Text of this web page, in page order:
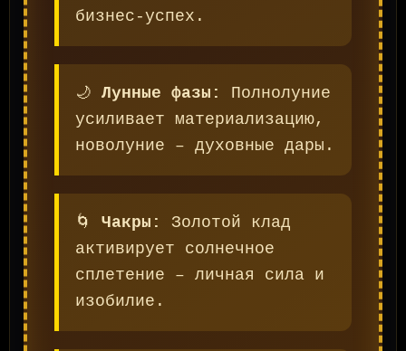
бизнес-успех.
🌙 Лунные фазы:
Полнолуние
усиливает материализацию,
новолуние – духовные дары.
🌀 Чакры:
Золотой клад
активирует солнечное
сплетение – личная сила и
изобилие.